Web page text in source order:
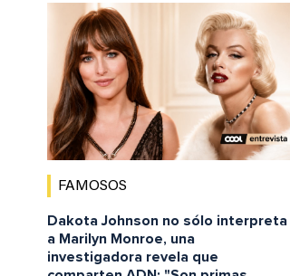
FAMOSOS
Dakota Johnson no sólo interpreta
a Marilyn Monroe, una
investigadora revela que